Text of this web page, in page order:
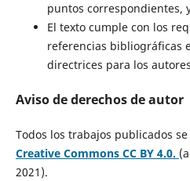
puntos correspondientes,
El texto cumple con los
referencias bibliográficas
directrices para los
Aviso de derechos de autor
Todos los trabajos publicados
Creative Commons CC BY 4.0.
2021).